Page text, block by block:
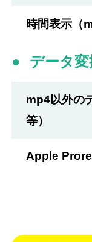
時間表示（
データ変
mp4以外の
等）
Apple